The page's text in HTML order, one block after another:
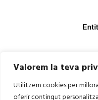
Valorem la teva
Utilitzem cookies per
oferir contingut